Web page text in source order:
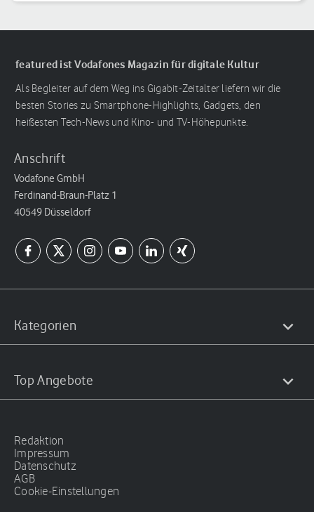
featured ist Vodafones Magazin für digitale Kultur
Als Begleiter auf dem Weg ins Gigabit-Zeitalter liefern wir die
besten Stories zu Smartphone-Highlights, Gadgets, den
heißesten Tech-News und Kino- und TV-Höhepunkte.
Anschrift
Vodafone GmbH
Ferdinand-Braun-Platz 1
40549 Düsseldorf
Kategorien
Top Angebote
Redaktion
Impressum
Datenschutz
AGB
Cookie-Einstellungen